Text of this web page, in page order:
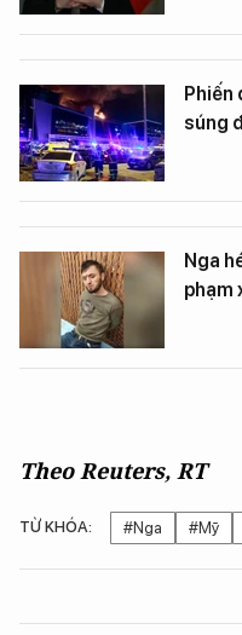
Phiến
súng
Nga
phạm
Theo Reuters, RT
TỪ KHÓA: #Nga #Mỹ